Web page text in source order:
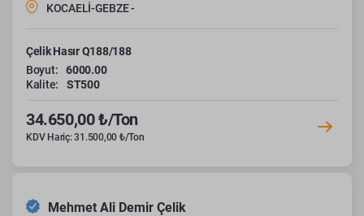
KOCAELİ-GEBZE -
Çelik Hasır Q188/188
Boyut:
6000.00
Kalite:
ST500
34.650,00 ₺/Ton
KDV Hariç: 31.500,00 ₺/Ton
Mehmet Ali Demir Çelik